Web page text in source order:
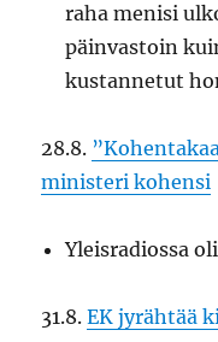
raha menisi
päinvastoin
kustannetut
28.8.
ministeri kohensi
Yleisradiossa
31.8.EK jyrähtää